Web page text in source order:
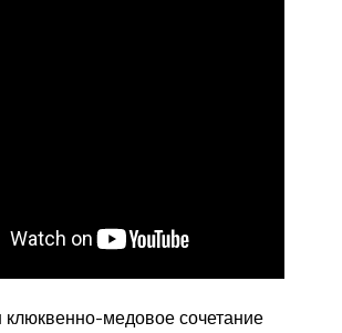
медовое сочетание